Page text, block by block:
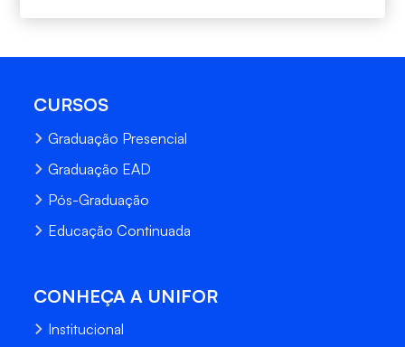
CURSOS
Graduação Presencial
Graduação EAD
Pós-Graduação
Educação Continuada
CONHEÇA A UNIFOR
Institucional